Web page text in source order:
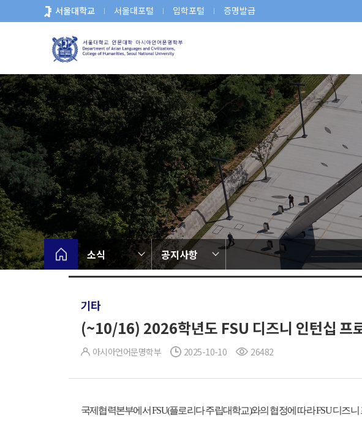
로
뉴
서울대학교 서울대포털 입학포털 증명발급
소식 공지사항
기타
(~10/16) 2026학년도 FSU 디즈니 인턴십 프
아시아언어문명학부 2025-10-10 26482
국제협력본부에서 FSU(플로리다 주립대학교)와의 협정에 따라 FSU 디즈니